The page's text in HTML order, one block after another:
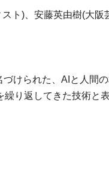
ト)、安藤英由樹(大阪
けられた、AIと人間
り返してきた技術と